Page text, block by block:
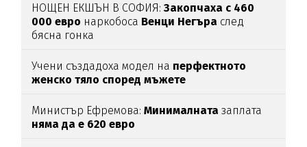
НОЩЕН ЕКШЪН В СОФИЯ:Закопчаха с 460
000 евро наркобоса Венци Негъра след
бясна гонка
Учени създадоха модел на перфектното
женско тяло според мъжете
Министър Ефремова:Минималната заплата
няма да е 620 евро